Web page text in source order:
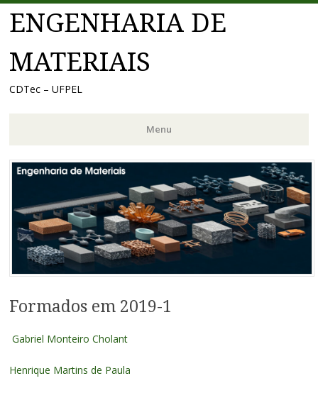
ENGENHARIA DE
MATERIAIS
CDTec – UFPEL
Menu
Pular
conteúdo
Formados em 2019-1
Gabriel Monteiro Cholant
Henrique Martins de Paula